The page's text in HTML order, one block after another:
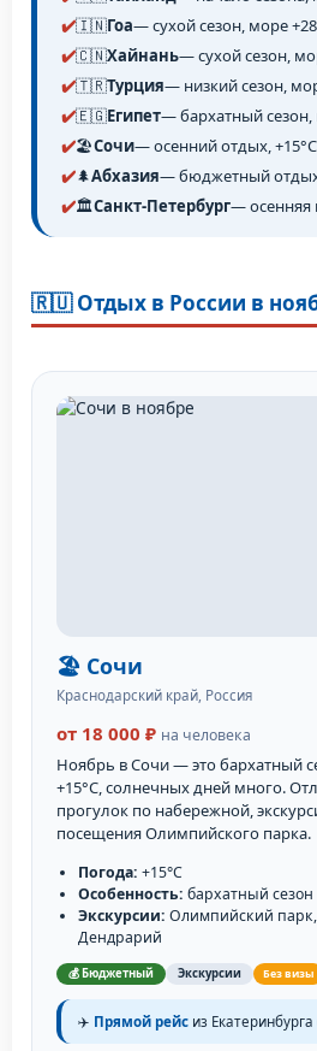
🇮🇳Гоа— сухой сезон, море
🇨🇳Хайнань— сухой сезон,
🇹🇷Турция— низкий сезон,
🇪🇬Египет— бархатный сезон,
🏖️Сочи— осенний отдых, +15°C
🌲Абхазия— бюджетный
🏛️Санкт-Петербург— осенняя
🇷🇺 Отдых в России в
🏖️ Сочи
Краснодарский край, Россия
от 18 000 ₽ на человека
Ноябрь в Сочи — это бархатный
+15°C, солнечных дней много.
прогулок по набережной,
посещения Олимпийского парка.
Погода: +15°C
Особенность: бархатный сезон
Экскурсии: Олимпийский
Дендрарий
💰 Бюджетный Экскурсии Без визы
✈️ Прямой рейс из Екатеринбурга